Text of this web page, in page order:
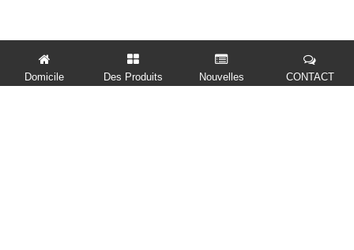
Domicile Des Produits Nouvelles CONTACT